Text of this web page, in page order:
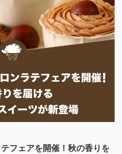
フェアを開催！秋の香りを